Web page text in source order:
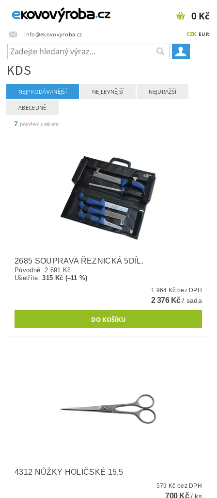
info@ekovovyroba.cz CZK EUR
0 Kč
KDS
NEJPRODÁVANĚJŠÍ NEJLEVNĚJŠÍ NEJDRAŽŠÍ
ABECEDNĚ
7 položek celkem
2685 SOUPRAVA ŘEZNICKÁ 5DÍL.
Původně: 2 691 Kč
Ušetříte:315 Kč (–11 %)
1 964 Kč bez DPH
2 376 Kč/ sada
4312 NŮŽKY HOLIČSKÉ 15,5
579 Kč bez DPH
700 Kč/ ks